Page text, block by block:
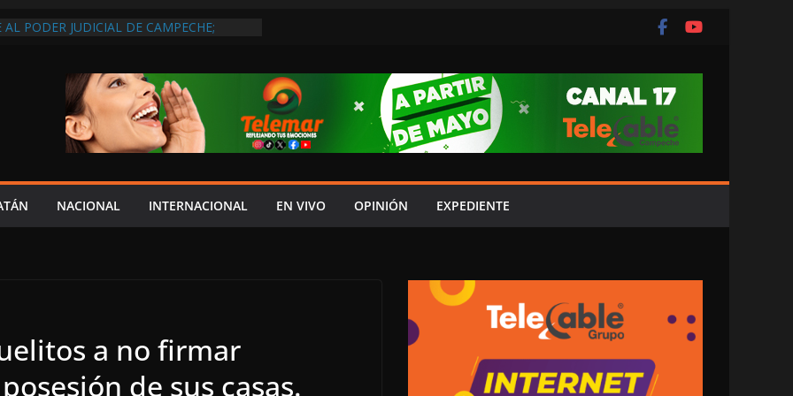
PODER JUDICIAL DE CAMPECHE;
CARPETA DE INVESTIGACIÓN POR
INMOVILIZAN CAMIÓN EN
DE ACUERDOS DE
NO ACTÚA DE BUENA FE”
MIENTRAS CAEN EL
ECONÓMICOS: SALIM
NACIONAL INTERNACIONAL EN VIVO OPINIÓN EXPEDIENTE
a no firmar
de sus casas.